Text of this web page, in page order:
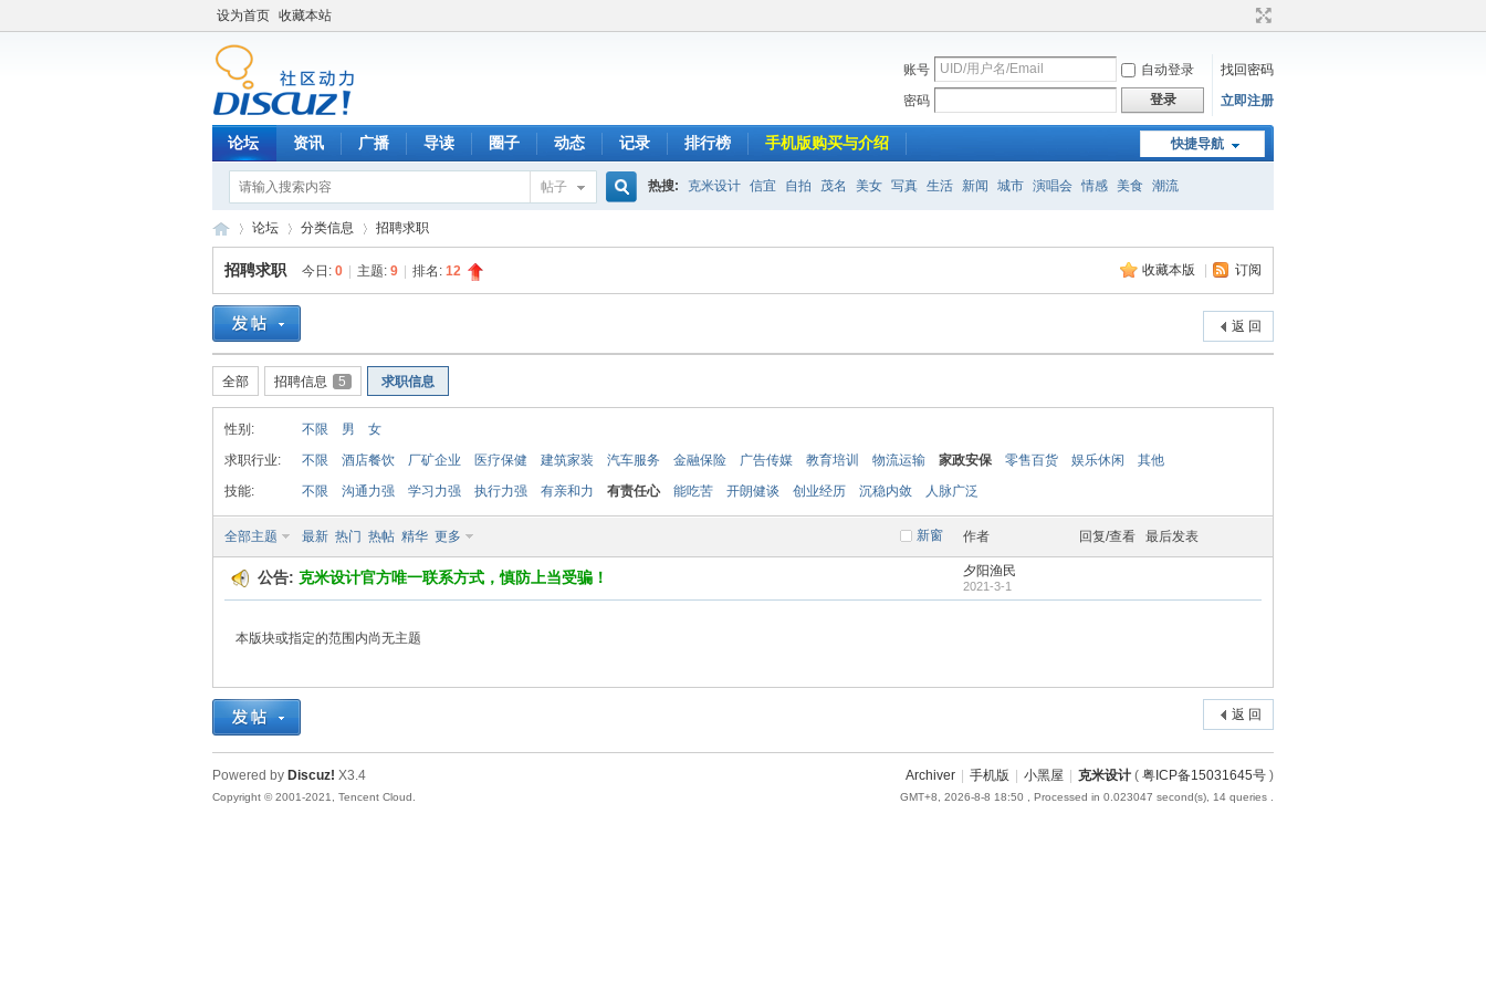
设为首页 收藏本站
账号 自动登录
找回密码
密码
登录 立即注册
快捷导航
论坛 资讯 广播 导读 圈子 动态 记录 排行榜 手机版购买与介绍
帖子 热搜: 克米设计 信宜 自拍 茂名 美女 写真 生活 新闻 城市 演唱会 情感 美食 潮流
»
论坛
›
分类信息 招聘求职
收藏本版 订阅
招聘求职 今日: 0 主题: 9 排名: 12
返 回
全部 招聘信息 5 求职信息
性别: 不限 男
女
求职行业:
不限 酒店餐饮 厂矿企业 医疗保健 建筑家装 汽车服务 金融保险 广告传媒 教育培训 物流运输 家政安保 零售百货 娱乐休闲
其他
技能:
不限 沟通力强 学习力强 执行力强 有亲和力 有责任心 能吃苦 开朗健谈 创业经历 沉稳内敛 人脉广泛
新窗
全部主题 最新 热门 热帖 精华 更多 作者 回复/查看 最后发表
公告: 克米设计官方唯一联系方式，慎防上当受骗！ 夕阳渔民
2021-3-1
本版块或指定的范围内尚无主题
返 回
Archiver 手机版 小黑屋 克米设计 ( 粤ICP备15031645号 )
GMT+8, 2026-8-8 18:50 , Processed in 0.023047 second(s), 14 queries .
Powered by Discuz! X3.4
Copyright © 2001-2021, Tencent Cloud.